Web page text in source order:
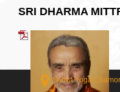
SRI DHARMA
Sattva Yoga